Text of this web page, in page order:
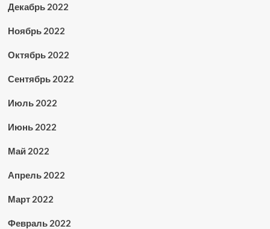
Декабрь 2022
Ноябрь 2022
Октябрь 2022
Сентябрь 2022
Июль 2022
Июнь 2022
Май 2022
Апрель 2022
Март 2022
Февраль 2022